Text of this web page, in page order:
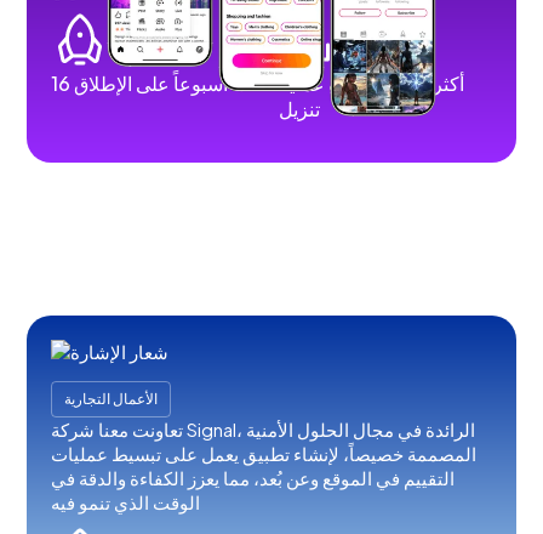
16 أسبوعاً على الإطلاق
أكثر من 100 ألف عملية
تنزيل
الأعمال التجارية
تعاونت معنا شركة Signal، الرائدة في مجال الحلول الأمنية
المصممة خصيصاً، لإنشاء تطبيق يعمل على تبسيط عمليات
التقييم في الموقع وعن بُعد، مما يعزز الكفاءة والدقة في
الوقت الذي تنمو فيه